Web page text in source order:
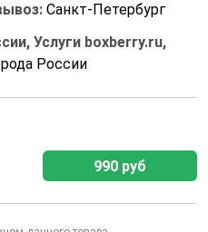
Санкт-Петербург
Услуги boxberry.ru,
России
990 руб